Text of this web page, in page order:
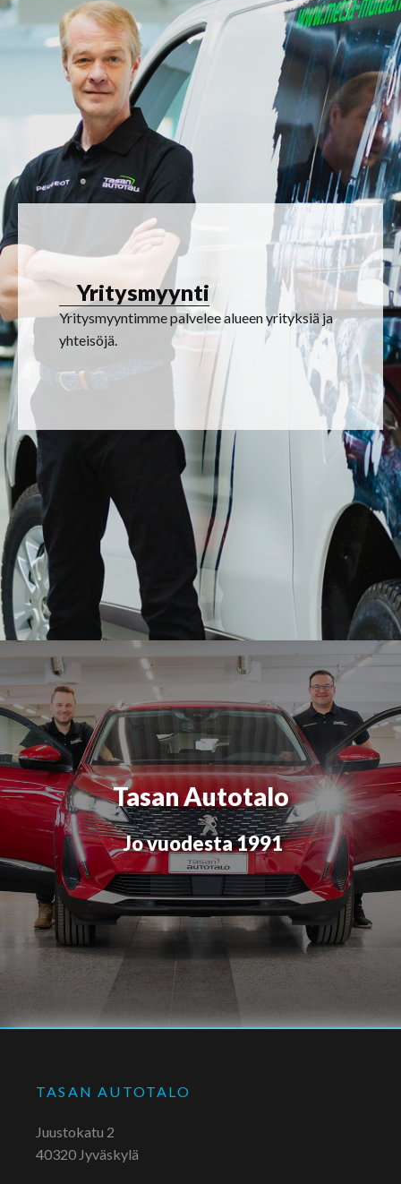
Yritysmyynti
Yritysmyyntimme palvelee alueen yrityksiä ja
yhteisöjä.
Tasan Autotalo
Jo vuodesta 1991
TASAN AUTOTALO
Juustokatu 2
40320 Jyväskylä